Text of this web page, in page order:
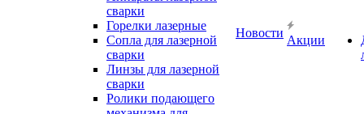
сварки
Горелки лазерные
Сопла для лазерной
сварки
Линзы для лазерной
сварки
Ролики подающего
Новости
Акции